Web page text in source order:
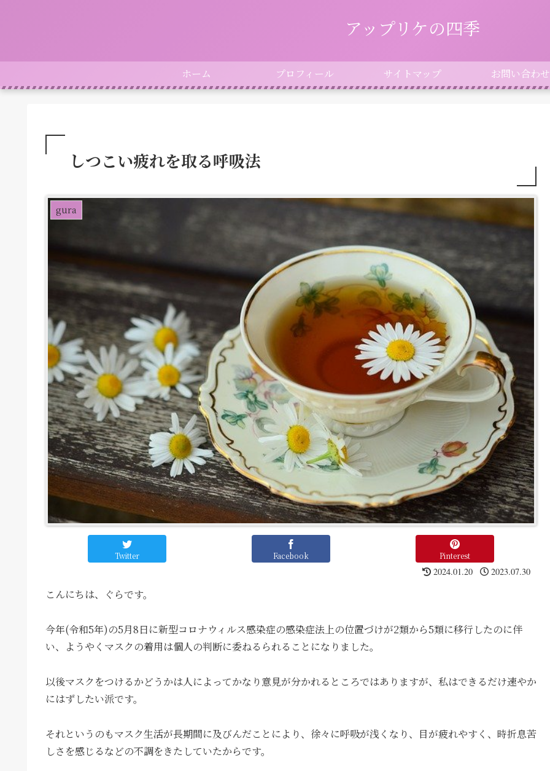
アップリケの四季
ホーム プロフィール サイトマップ お問い合わせ
しつこい疲れを取る呼吸法
gura
Twitter Facebook Pinterest
2024.01.20 2023.07.30
こんにちは、ぐらです。
今年(令和5年)の5月8日に新型コロナウィルス感染症の感染症法上の位置づけが2類から5類に移行したのに伴
い、ようやくマスクの着用は個人の判断に委ねるられることになりました。
以後マスクをつけるかどうかは人によってかなり意見が分かれるところではありますが、私はできるだけ速やか
にはずしたい派です。
それというのもマスク生活が長期間に及びんだことにより、徐々に呼吸が浅くなり、目が疲れやすく、時折息苦
しさを感じるなどの不調をきたしていたからです。